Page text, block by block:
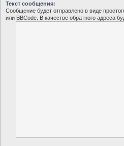
Текст сообщения:
Сообщение будет отправлено в виде
или BBCode. В качестве обратного адреса